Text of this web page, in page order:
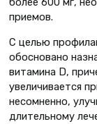
приемов.
С целью
обосновано
витамина D,
увеличивается
несомненно,
длительному